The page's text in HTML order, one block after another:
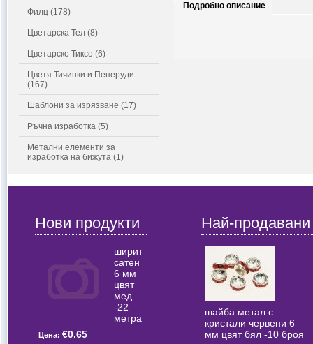
Филц (178)
Цветарска Тел (8)
Цветарско Тиксо (6)
Цветя Тичинки и Пеперуди
(167)
Шаблони за изрязване (17)
Ръчна изработка (5)
Метални елементи за
изработка на бижута (1)
Подробно описание
Нови продукти
ширит
сатен
6 мм
цвят
мед
-22
метра
Цена: €0.65
Най-продавани
шайба метал с
кристали червени 6
мм цвят бял -10 броя